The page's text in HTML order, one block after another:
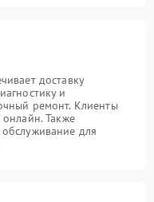
доставку
и
ремонт. Клиенты
онлайн. Также
обслуживание для